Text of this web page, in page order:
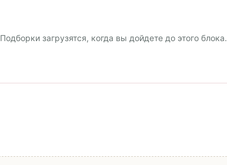
Подборки загрузятся, когда вы дойдете до этого блока.